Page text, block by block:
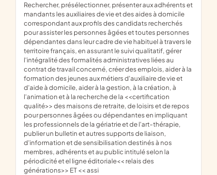
rechercher, présélectionner, présenter aux adhérents et
mandants les auxiliaires de vie et des aides à domicile
correspondant aux profils des candidats recherchés
pour assister les personnes âgées et toutes personnes
dépendantes dans leur cadre de vie habituel à travers le
territoire français, en assurant le suivi qualitatif, gérer
l'intégralité des formalités administratives liées au
contrat de travail concerné, créer des emplois, aider à la
formation des jeunes aux métiers d'auxiliaire de vie et
d'aide à domicile, aider à la gestion, à la création, à
l'animation et à la recherche de la <<certification
qualité>> des maisons de retraite, de loisirs et de repos
pour personnes âgées ou dépendantes en impliquant
les professionnels de la gériatrie et de l'art-thérapie,
publier un bulletin et autres supports de liaison,
d'information et de sensibilisation destinés à nos
membres, adhérents et au public intitulé selon la
périodicité et el ligne éditoriale<< relais des
générations>> ET << assi